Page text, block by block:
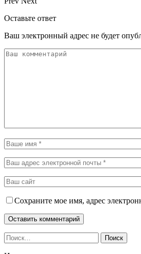
Оставьте ответ
Ваш электронный адрес не будет
Сохраните мое имя, адрес